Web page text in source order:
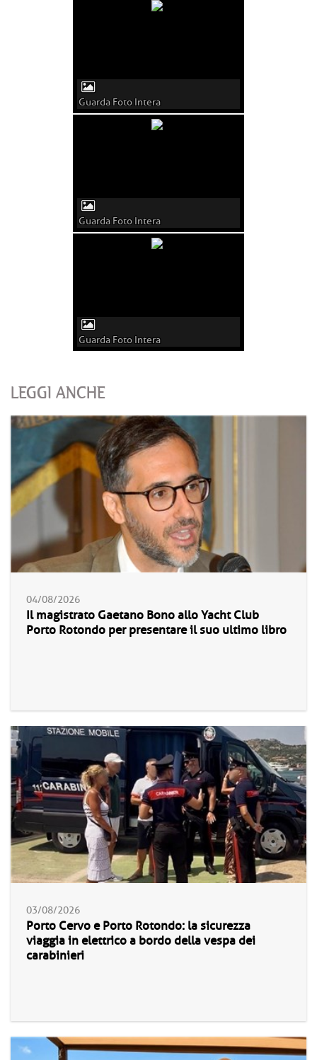
Guarda Foto Intera
Guarda Foto Intera
Guarda Foto Intera
LEGGI ANCHE
04/08/2026
Il magistrato Gaetano Bono allo Yacht Club
Porto Rotondo per presentare il suo ultimo libro
03/08/2026
Porto Cervo e Porto Rotondo: la sicurezza
viaggia in elettrico a bordo della vespa dei
carabinieri